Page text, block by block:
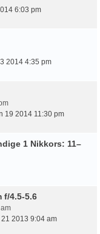
6:03 pm
2014 4:35 pm
19 2014 11:30 pm
1 Nikkors: 11–
f/4.5-5.6
2013 9:04 am